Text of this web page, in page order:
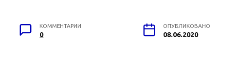
КОММЕНТАРИИ
0
ОПУБЛИКОВАНО
08.06.2020